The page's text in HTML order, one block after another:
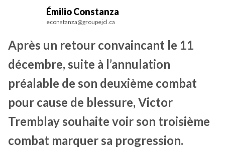
Émilio Constanza
econstanza@groupejcl.ca
Après un retour convaincant le 11
décembre, suite à l’annulation
préalable de son deuxième combat
pour cause de blessure, Victor
Tremblay souhaite voir son troisième
combat marquer sa progression.